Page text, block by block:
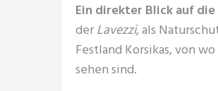
Ein direkter Blick auf
derLavezzi, als
Festland Korsikas, von
sehen sind.